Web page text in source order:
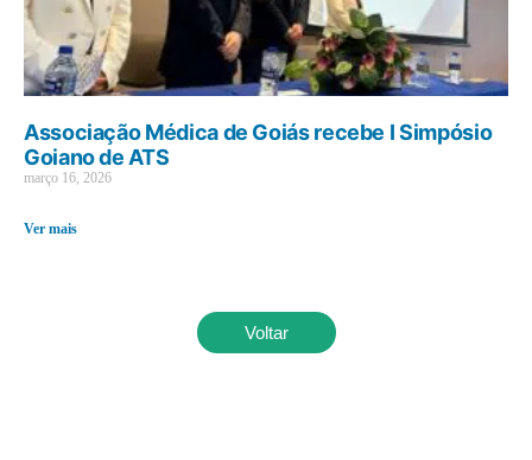
Associação Médica de Goiás recebe I Simpósio
Goiano de ATS
março 16, 2026
Ver mais
Voltar